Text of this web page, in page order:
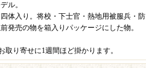
ル。
体入り。将校・下士官・熱地用被服兵・防
発売の物を箱入りパッケージにした物。
取り寄せに1週間ほど掛かります。